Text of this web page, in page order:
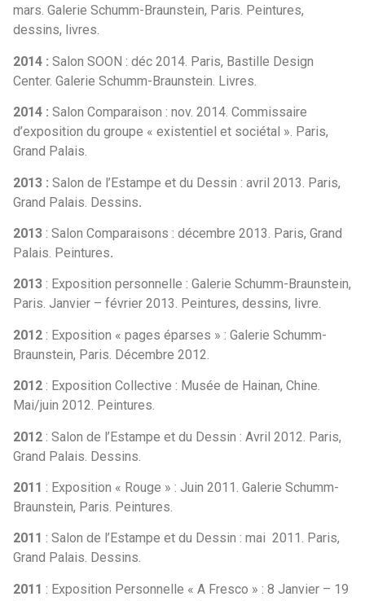
mars. Galerie Schumm-Braunstein, Paris. Peintures,
dessins, livres.
2014 : Salon SOON : déc 2014. Paris, Bastille Design
Center. Galerie Schumm-Braunstein. Livres.
2014 : Salon Comparaison : nov. 2014. Commissaire
d’exposition du groupe « existentiel et sociétal ». Paris,
Grand Palais.
2013 : Salon de l’Estampe et du Dessin : avril 2013. Paris,
Grand Palais. Dessins.
2013 : Salon Comparaisons : décembre 2013. Paris, Grand
Palais. Peintures.
2013 : Exposition personnelle : Galerie Schumm-Braunstein,
Paris. Janvier – février 2013. Peintures, dessins, livre.
2012 : Exposition « pages éparses » : Galerie Schumm-
Braunstein, Paris. Décembre 2012.
2012 : Exposition Collective : Musée de Hainan, Chine.
Mai/juin 2012. Peintures.
2012 : Salon de l’Estampe et du Dessin : Avril 2012. Paris,
Grand Palais. Dessins.
2011 : Exposition « Rouge » : Juin 2011. Galerie Schumm-
Braunstein, Paris. Peintures.
2011 : Salon de l’Estampe et du Dessin : mai 2011. Paris,
Grand Palais. Dessins.
2011 : Exposition Personnelle « A Fresco » : 8 Janvier – 19